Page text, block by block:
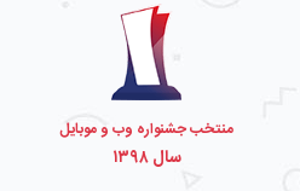
منتخب جشنواره وب و موبایل
سال ۱۳۹۸